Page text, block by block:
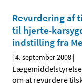
Revurdering af
til hjerte-
indstilling fra
|4. september 2008 |
om at revurdere